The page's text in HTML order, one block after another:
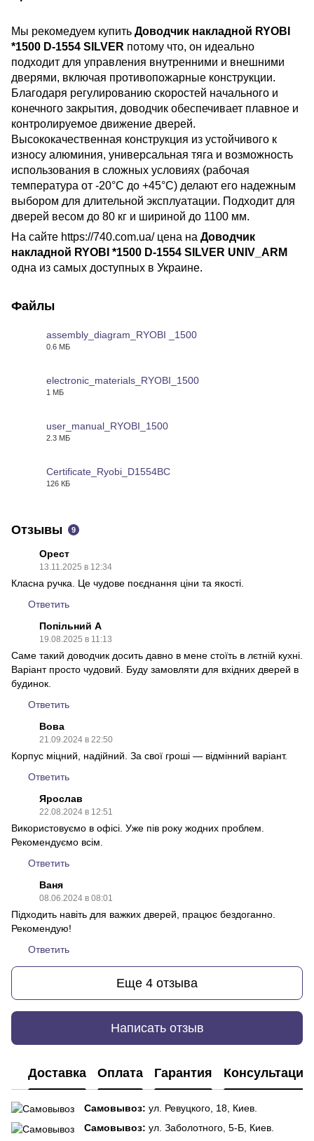
Мы рекомедуем купить Доводчик накладной RYOBI
*1500 D-1554 SILVER потому что, он идеально
подходит для управления внутренними и внешними
дверями, включая противопожарные конструкции.
Благодаря регулированию скоростей начального и
конечного закрытия, доводчик обеспечивает плавное и
контролируемое движение дверей.
Высококачественная конструкция из устойчивого к
износу алюминия, универсальная тяга и возможность
использования в сложных условиях (рабочая
температура от -20°С до +45°С) делают его надежным
выбором для длительной эксплуатации. Подходит для
дверей весом до 80 кг и шириной до 1100 мм.
На сайте https://740.com.ua/ цена на Доводчик
накладной RYOBI *1500 D-1554 SILVER UNIV_ARM
одна из самых доступных в Украине.
Файлы
assembly_diagram_RYOBI _1500
0.6 МБ
electronic_materials_RYOBI_1500
1 МБ
user_manual_RYOBI_1500
2.3 МБ
Certificate_Ryobi_D1554BC
126 КБ
Отзывы 9
Орест
13.11.2025 в 12:34
Класна ручка. Це чудове поєднання ціни та якості.
Ответить
Попільний А
19.08.2025 в 11:13
Саме такий доводчик досить давно в мене стоїть в лєтній кухні.
Варіант просто чудовий. Буду замовляти для вхідних дверей в
будинок.
Ответить
Вова
21.09.2024 в 22:50
Корпус міцний, надійний. За свої гроші — відмінний варіант.
Ответить
Ярослав
22.08.2024 в 12:51
Використовуємо в офісі. Уже пів року жодних проблем.
Рекомендуємо всім.
Ответить
Ваня
08.06.2024 в 08:01
Підходить навіть для важких дверей, працює бездоганно.
Рекомендую!
Ответить
Еще 4 отзыва
Написать отзыв
Доставка Оплата Гарантия Консультация
Самовывоз: ул. Ревуцкого, 18, Киев.
Самовывоз: ул. Заболотного, 5-Б, Киев.